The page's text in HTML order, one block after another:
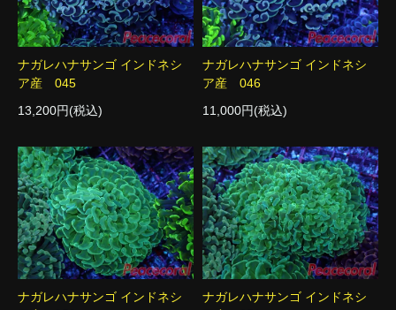
ナガレハナサンゴ インドネシ
ア産 045
13,200円(税込)
ナガレハナサンゴ インドネシ
ア産 046
11,000円(税込)
ナガレハナサンゴ インドネシ
ナガレハナサンゴ インドネシ